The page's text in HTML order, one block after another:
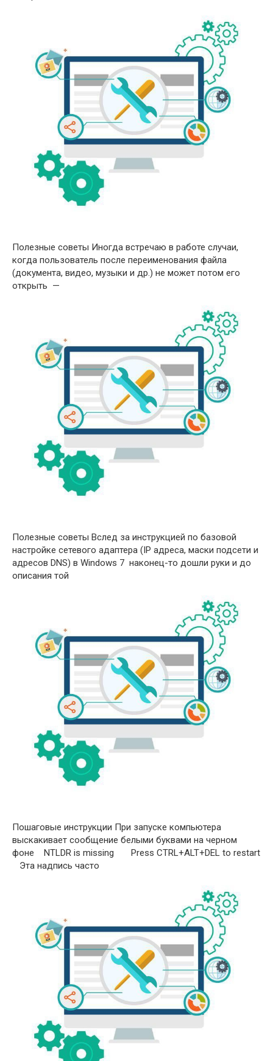
Полезные советы Иногда встречаю в работе случаи,
когда пользователь после переименования файла
(документа, видео, музыки и др.) не может потом его
открыть —
Полезные советы Вслед за инструкцией по базовой
настройке сетевого адаптера (IP адреса, маски подсети и
адресов DNS) в Windows 7 наконец-то дошли руки и до
описания той
Пошаговые инструкции При запуске компьютера
выскакивает сообщение белыми буквами на черном
фоне NTLDR is missing Press CTRL+ALT+DEL to restart
Эта надпись часто